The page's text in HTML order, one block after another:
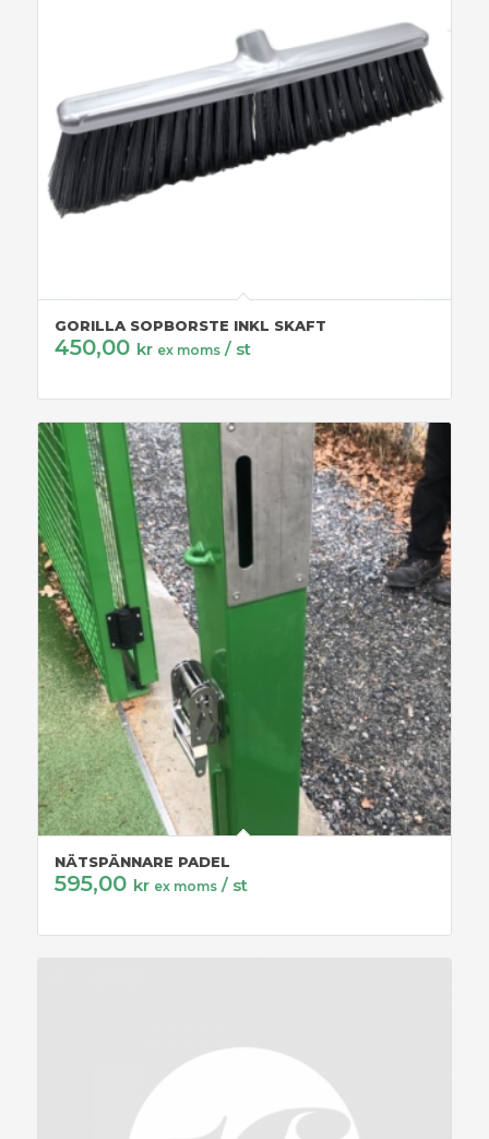
GORILLA SOPBORSTE INKL SKAFT
450,00 kr ex moms / st
NÄTSPÄNNARE PADEL
595,00 kr ex moms / st